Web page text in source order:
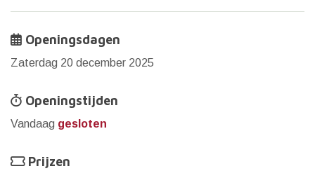
Openingsdagen
Zaterdag 20 december 2025
Openingstijden
Vandaag gesloten
Prijzen